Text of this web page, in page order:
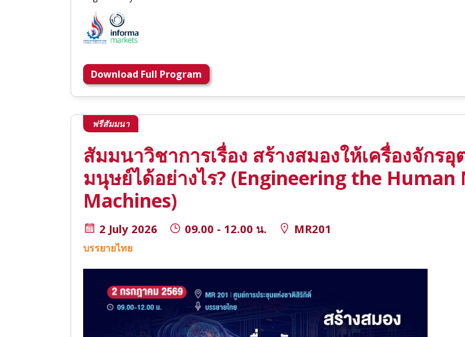
Download Full Program
ฟรีสัมมนา
สัมมนาวิชาการเรื่อง สร้างสมองให้เครื่องจักร
มนุษย์ได้อย่างไร? (Engineering the
Machines)
2 July 2026 09.00 - 12.00 น. MR201
บรรยายไทย